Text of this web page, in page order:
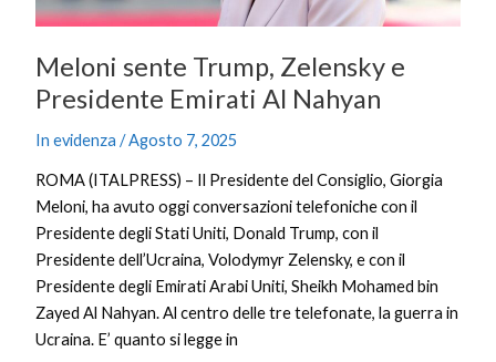
Meloni sente Trump, Zelensky e
Presidente Emirati Al Nahyan
In evidenza /Agosto 7, 2025
ROMA (ITALPRESS) – Il Presidente del Consiglio, Giorgia
Meloni, ha avuto oggi conversazioni telefoniche con il
Presidente degli Stati Uniti, Donald Trump, con il
Presidente dell’Ucraina, Volodymyr Zelensky, e con il
Presidente degli Emirati Arabi Uniti, Sheikh Mohamed bin
Zayed Al Nahyan. Al centro delle tre telefonate, la guerra in
Ucraina. E’ quanto si legge in